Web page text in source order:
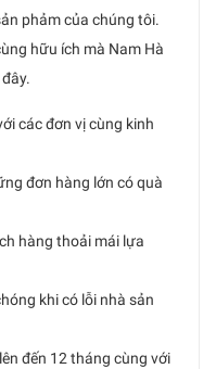
phảm của chúng tôi.
hữu ích mà Nam Hà
các đơn vị cùng kinh
đơn hàng lớn có quà
hàng thoải mái lựa
khi có lỗi nhà sản
đến 12 tháng cùng với